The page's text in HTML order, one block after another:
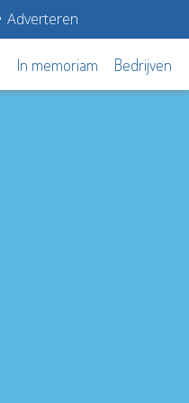
Adverteren
In memoriam Bedrijven